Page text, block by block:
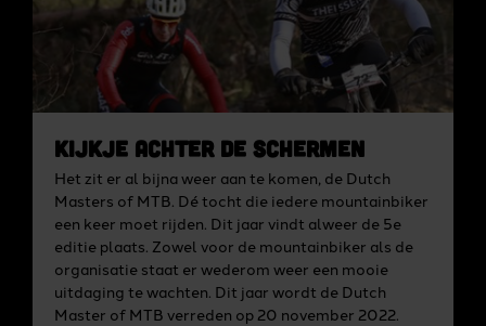
Kijkje achter de schermen
Het zit er al bijna weer aan te komen, de Dutch
Masters of MTB. Dé tocht die iedere mountainbiker
een keer moet rijden. Dit jaar vindt alweer de 5e
editie plaats. Zowel voor de mountainbiker als de
organisatie staat er wederom weer een mooie
uitdaging te wachten. Dit jaar wordt de Dutch
Master of MTB verreden op 20 november 2022.